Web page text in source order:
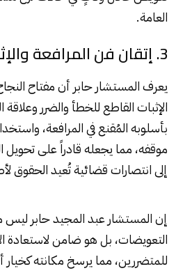
العامة.
3. إتقان فن المرافعة والإثبات
يعرف المستشار حابر أن مفتاح
الإثبات القاطع للخطأ والضرر وعلاقة
بأسلوبه المُقنع في المرافعة،
موقفه، مما يجعله قادراً على تحويل
إلى انتصارات قضائية تُعيد الحقوق
إن المستشار عبد المجيد حابر
التعويضات، بل هو ضامن لاستعادة
للمتضررين، مما يرسخ مكانته